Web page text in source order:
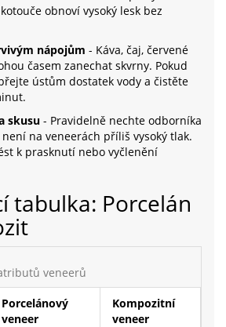
obnoví vysoký lesk bez
nápojům - Káva, čaj, červené
časem zanechat skvrny. Pokud
ústům dostatek vody a čistěte
skusu - Pravidelně nechte odborníka
na veneerách příliš vysoký tlak.
k prasknutí nebo vyčlenění
tabulka: Porcelán
veneerů
Porcelánový
veneer
Kompozitní
veneer